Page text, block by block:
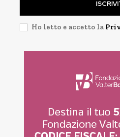
Ho letto e accetto la